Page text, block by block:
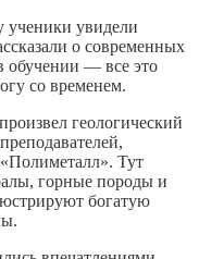
ученики увидели
о современных
обучении — все это
со временем.
геологический
Тут
горные породы и
богатую